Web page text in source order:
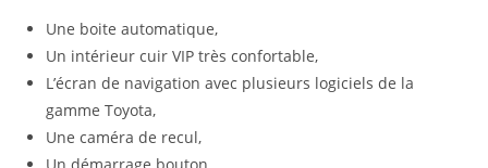
Une boite automatique,
Un intérieur cuir VIP très confortable,
L’écran de navigation avec plusieurs logiciels de la
gamme Toyota,
Une caméra de recul,